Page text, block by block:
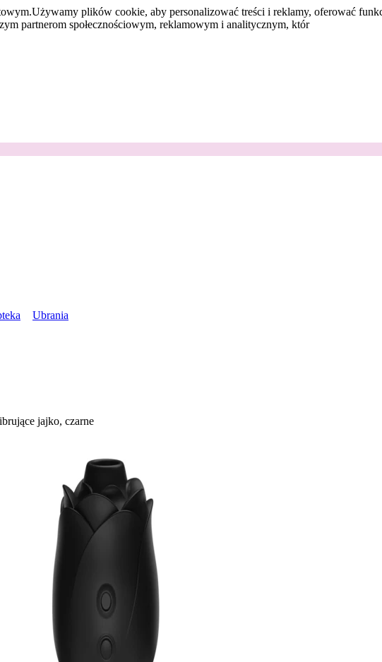
Używamy plików cookie, aby personalizować treści i reklamy, oferować
partnerom społecznościowym, reklamowym i analitycznym, któr
Ubrania
jajko, czarne